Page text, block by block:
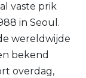
vaste prik
in Seoul.
wereldwijde
bekend
overdag,